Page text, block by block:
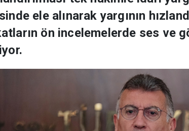
ele alınarak yargının
ön incelemelerde ses ve